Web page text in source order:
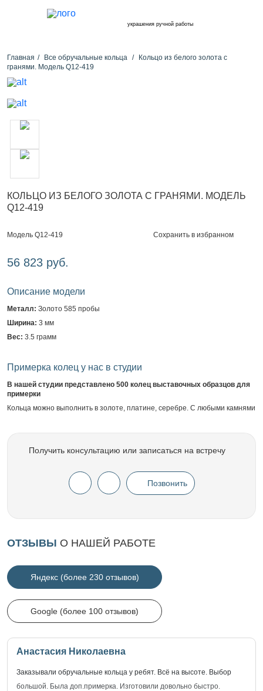
украшения ручной работы
Главная Все обручальные кольца
Кольцо из белого золота с
гранями. Модель Q12-419
КОЛЬЦО ИЗ БЕЛОГО ЗОЛОТА С ГРАНЯМИ. МОДЕЛЬ
Q12-419
Модель Q12-419 Сохранить в избранном
56 823 руб.
Описание модели
Металл: Золото 585 пробы
Ширина: 3 мм
Вес: 3.5 грамм
Примерка колец у нас в студии
В нашей студии представлено 500 колец выставочных образцов для
примерки
Кольца можно выполнить в золоте, платине, серебре. С любыми камнями
Получить консультацию или записаться на встречу
Позвонить
ОТЗЫВЫ О НАШЕЙ РАБОТЕ
Яндекс (более 230 отзывов)
Google (более 100 отзывов)
Анастасия Николаевна
Заказывали обручальные кольца у ребят. Всё на высоте. Выбор
большой. Была доп.примерка. Изготовили довольно быстро.